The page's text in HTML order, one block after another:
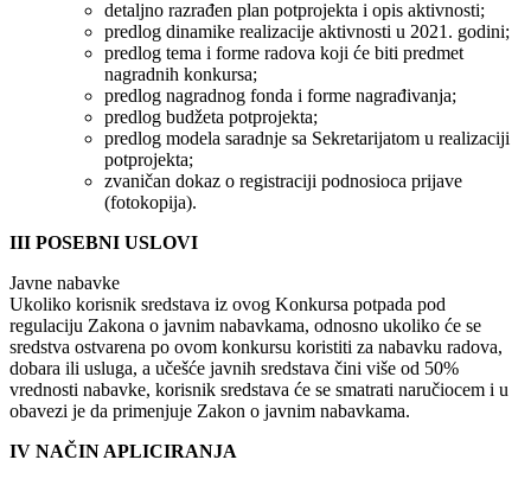
detaljno razrađen plan potprojekta i opis aktivnosti;
predlog dinamike realizacije aktivnosti u 2021. godini;
predlog tema i forme radova koji će biti predmet
nagradnih konkursa;
predlog nagradnog fonda i forme nagrađivanja;
predlog budžeta potprojekta;
predlog modela saradnje sa Sekretarijatom u realizaciji
potprojekta;
zvaničan dokaz o registraciji podnosioca prijave
(fotokopija).
III POSEBNI USLOVI
Javne nabavke
Ukoliko korisnik sredstava iz ovog Konkursa potpada pod
regulaciju Zakona o javnim nabavkama, odnosno ukoliko će se
sredstva ostvarena po ovom konkursu koristiti za nabavku radova,
dobara ili usluga, a učešće javnih sredstava čini više od 50%
vrednosti nabavke, korisnik sredstava će se smatrati naručiocem i u
obavezi je da primenjuje Zakon o javnim nabavkama.
IV NAČIN APLICIRANJA